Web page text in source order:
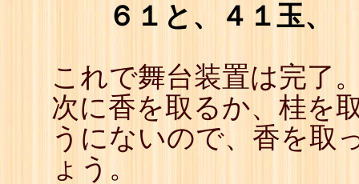
６１と、４１玉、
これで舞台装置は完了
次に香を取るか、桂を
うにないので、香を取
ょう。